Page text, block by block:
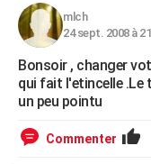
COPAINS D'AVANT
S'inscrire
Se connecter
Lycées
Collèges
Primaires
Universités
Entreprises
Service militaire
Avis de recherche
AVIS DE DÉCÈS
FORUM
Bricolage
Lifestyle
Culture
Sport
Auto
Television
Voyage
Cinema
mlch
24 sept. 2008 à
Bonsoir , changer
qui fait l'etincelle .Le
un peu pointu
Commenter